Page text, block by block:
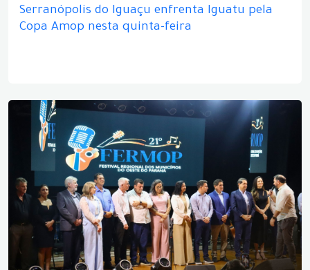
Serranópolis do Iguaçu enfrenta Iguatu pela
Copa Amop nesta quinta-feira